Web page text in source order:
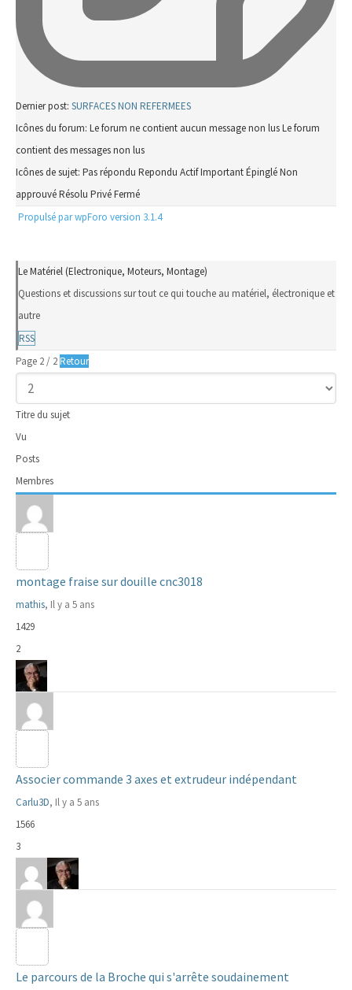
Dernier post: SURFACES NON REFERMEES
Icônes du forum: Le forum ne contient aucun message non lusLe forum
contient des messages non lus
Icônes de sujet: Pas répondu Repondu ActifImportantÉpingléNon
approuvéRésolu PrivéFermé
Propulsé par wpForo version 3.1.4
Le Matériel (Electronique, Moteurs, Montage)
Questions et discussions sur tout ce qui touche au matériel, électronique et
autre
RSS
Page 2 / 2Retour
Titre du sujet
Vu
Posts
Membres
montage fraise sur douille cnc3018
mathis, Il y a 5 ans
1429
2
Associer commande 3 axes et extrudeur indépendant
Carlu3D, Il y a 5 ans
1566
3
Le parcours de la Broche qui s'arrête soudainement